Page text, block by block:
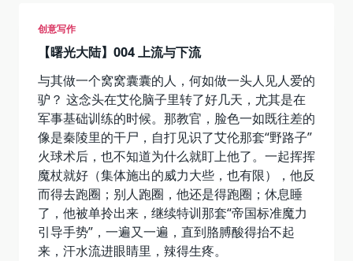
态
证
码
生
成
与
破
解
创意写作
【曙光大陆】004 上流与下流
与其做一个窝窝囊囊的人，何如做一头人见人爱的
驴？ 这念头在艾伦脑子里转了好几天，尤其是在
军事基础训练的时候。那教官，脸色一如既往差的
像是秦陵里的干尸，自打见识了艾伦那套“野路子”
火球术后，也不知道为什么就盯上他了。一起挥挥
魔杖就好（集体施出的威力大些，也有限），他反
而得去跑圈；别人跑圈，他还是得跑圈；休息睡
了，他被单拎出来，继续特训那套“帝国标准魔力
引导手势”，一遍又一遍，直到胳膊酸得抬不起
来，汗水流进眼睛里，辣得生疼。